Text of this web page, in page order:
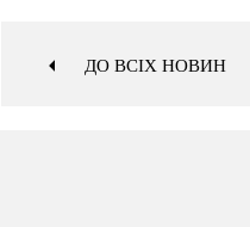
ДО ВСІХ НОВИН